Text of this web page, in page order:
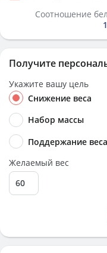
Соотношение
Получите
Укажите вашу цель
Снижение веса
Набор массы
Поддержание веса
Желаемый вес